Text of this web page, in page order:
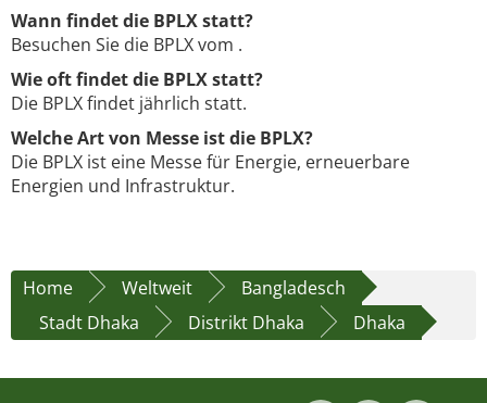
Wann findet die BPLX statt?
Besuchen Sie die BPLX vom .
Wie oft findet die BPLX statt?
Die BPLX findet jährlich statt.
Welche Art von Messe ist die BPLX?
Die BPLX ist eine Messe für Energie, erneuerbare
Energien und Infrastruktur.
Home Weltweit
Bangladesch
Stadt Dhaka
Distrikt Dhaka Dhaka